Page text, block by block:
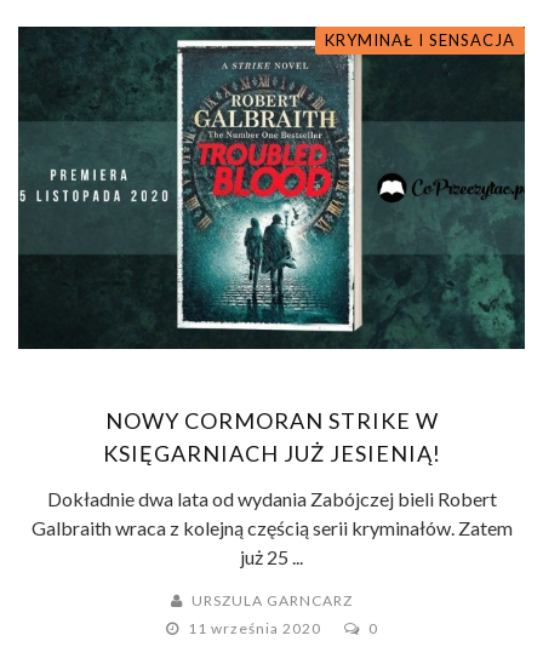
KRYMINAŁ I SENSACJA
NOWY CORMORAN STRIKE W
KSIĘGARNIACH JUŻ JESIENIĄ!
Dokładnie dwa lata od wydania Zabójczej bieli Robert
Galbraith wraca z kolejną częścią serii kryminałów. Zatem
już 25 ...
URSZULA GARNCARZ
11 września 2020
0